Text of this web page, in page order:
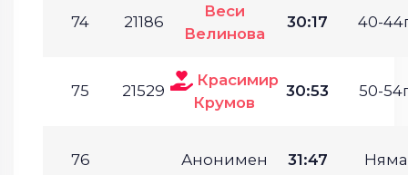
74 21186
Веси
Велинова
30:17 40-
75 21529
Красимир
Крумов
30:53 50-
76 Анонимен 31:47 Няма